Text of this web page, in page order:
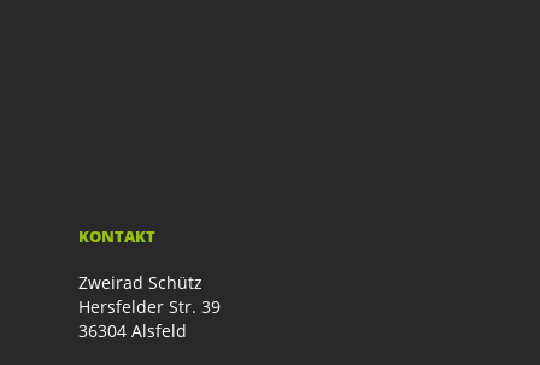
KONTAKT
Zweirad Schütz
Hersfelder Str. 39
36304 Alsfeld